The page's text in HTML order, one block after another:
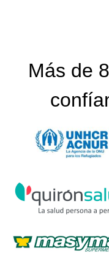
Más de